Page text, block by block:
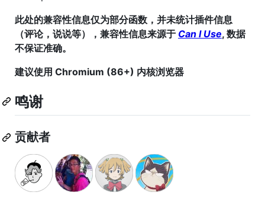
此处的兼容性信息仅为部分函数，并未统计插件信息
（评论，说说等），兼容性信息来源于 Can I Use, 数据
不保证准确。
建议使用 Chromium (86+) 内核浏览器
鸣谢
贡献者